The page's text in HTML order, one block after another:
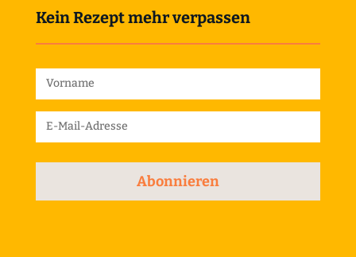
Kein Rezept mehr verpassen
Abonnieren